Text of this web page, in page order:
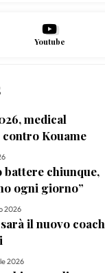
Youtube
medical
Kouame
battere chiunque,
ogni giorno”
2026
il nuovo coach
2026